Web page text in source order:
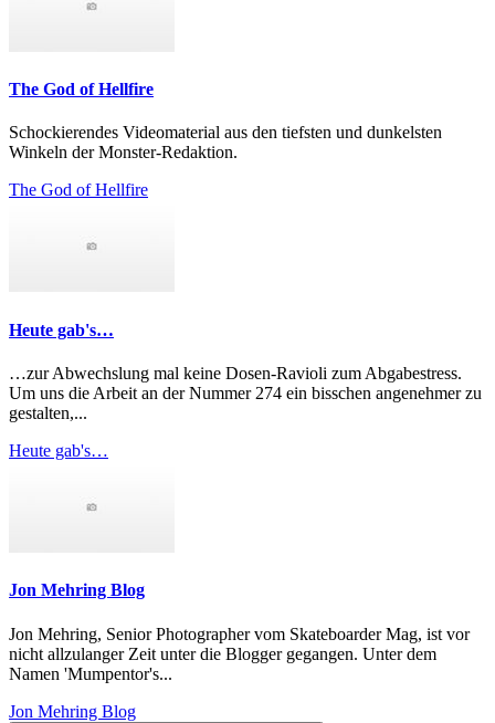
The God of Hellfire
Schockierendes Videomaterial aus den tiefsten und dunkelsten
Winkeln der Monster-Redaktion.
The God of Hellfire
Heute gab's…
…zur Abwechslung mal keine Dosen-Ravioli zum Abgabestress.
Um uns die Arbeit an der Nummer 274 ein bisschen angenehmer zu
gestalten,...
Heute gab's…
Jon Mehring Blog
Jon Mehring, Senior Photographer vom Skateboarder Mag, ist vor
nicht allzulanger Zeit unter die Blogger gegangen. Unter dem
Namen 'Mumpentor's...
Jon Mehring Blog